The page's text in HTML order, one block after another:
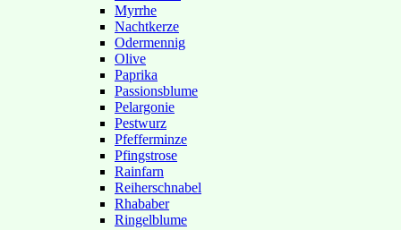
Myrrhe
Nachtkerze
Odermennig
Olive
Paprika
Passionsblume
Pelargonie
Pestwurz
Pfefferminze
Pfingstrose
Rainfarn
Reiherschnabel
Rhababer
Ringelblume